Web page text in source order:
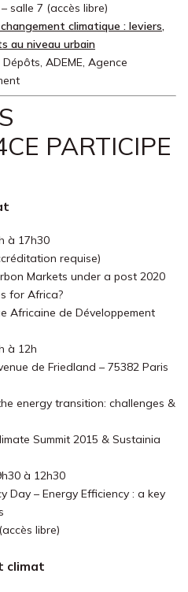
salle 7 (accès libre)
climatique : leviers,
au niveau urbain
ADEME, Agence
PARTICIPE
à 17h30
requise)
Markets under a post 2020
for Africa?
Africaine de Développement
à 12h
de Friedland – 75382 Paris
energy transition: challenges &
Summit 2015 & Sustainia
à 12h30
Day – Energy Efficiency : a key
libre)
climat